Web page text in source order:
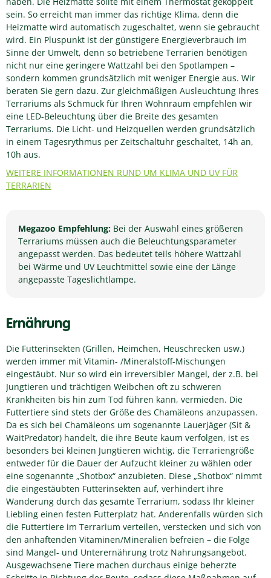
sein. So erreicht man immer das richtige Klima, denn die
Heizmatte wird automatisch zugeschaltet, wenn sie gebraucht
wird. Ein Pluspunkt ist der günstigere Energieverbrauch im
Sinne der Umwelt, denn so betriebene Terrarien benötigen
nicht nur eine geringere Wattzahl bei den Spotlampen –
sondern kommen grundsätzlich mit weniger Energie aus. Wir
beraten Sie gern dazu. Zur gleichmäßigen Ausleuchtung Ihres
Terrariums als Schmuck für Ihren Wohnraum empfehlen wir
eine LED-Beleuchtung über die Breite des gesamten
Terrariums. Die Licht- und Heizquellen werden grundsätzlich
in einem Tagesrythmus per Zeitschaltuhr geschaltet, 14h an,
10h aus.
WEITERE INFORMATIONEN RUND UM KLIMA UND UV FÜR
TERRARIEN
Megazoo Empfehlung: Bei der Auswahl eines größeren
Terrariums müssen auch die Beleuchtungsparameter
angepasst werden. Das bedeutet teils höhere Wattzahl
bei Wärme und UV Leuchtmittel sowie eine der Länge
angepasste Tageslichtlampe.
Ernährung
Die Futterinsekten (Grillen, Heimchen, Heuschrecken usw.)
werden immer mit Vitamin- /Mineralstoff-Mischungen
eingestäubt. Nur so wird ein irreversibler Mangel, der z.B. bei
Jungtieren und trächtigen Weibchen oft zu schweren
Krankheiten bis hin zum Tod führen kann, vermieden. Die
Futtertiere sind stets der Größe des Chamäleons anzupassen.
Da es sich bei Chamäleons um sogenannte Lauerjäger (Sit &
WaitPredator) handelt, die ihre Beute kaum verfolgen, ist es
besonders bei kleinen Jungtieren wichtig, die Terrariengröße
entweder für die Dauer der Aufzucht kleiner zu wählen oder
eine sogenannte „Shotbox“ anzubieten. Diese „Shotbox“ nimmt
die eingestäubten Futterinsekten auf, verhindert ihre
Wanderung durch das gesamte Terrarium, sodass Ihr kleiner
Liebling einen festen Futterplatz hat. Anderenfalls würden sich
die Futtertiere im Terrarium verteilen, verstecken und sich von
den anhaftenden Vitaminen/Mineralien befreien – die Folge
sind Mangel- und Unterernährung trotz Nahrungsangebot.
Ausgewachsene Tiere machen durchaus einige beherzte